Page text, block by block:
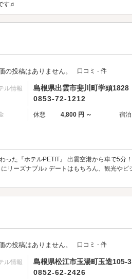
す♬
の投稿はありません。 口コミ - 件
ル情報
島根県出雲市斐川町学頭1828
0853-72-1212
休憩 4,800 円 ～ 宿泊
った『ホテルPETIT』 出雲空港から車で5分
リーズナブル♪ デートはもちろん、観光や
の投稿はありません。 口コミ - 件
ル情報
島根県松江市玉湯町玉造105-3
0852-62-2426